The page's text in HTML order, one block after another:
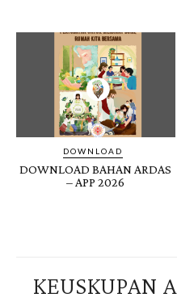
DOWNLOAD
DOWNLOAD BAHAN ARDAS
– APP 2026
KEUSKUPAN